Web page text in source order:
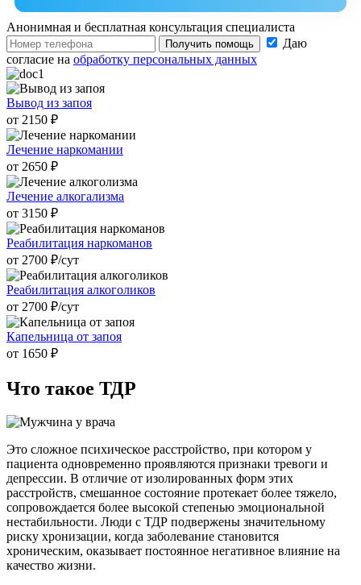
Анонимная и бесплатная консультация специалиста
Получить помощь
Даю
согласие на обработку персональных данных
Вывод из запоя
от 2150 ₽
Лечение наркомании
от 2650 ₽
Лечение алкогализма
от 3150 ₽
Реабилитация наркоманов
от 2700 ₽/cут
Реабилитация алкоголиков
от 2700 ₽/cут
Капельница от запоя
от 1650 ₽
Что такое ТДР
Это сложное психическое расстройство, при котором у
пациента одновременно проявляются признаки тревоги и
депрессии. В отличие от изолированных форм этих
расстройств, смешанное состояние протекает более тяжело,
сопровождается более высокой степенью эмоциональной
нестабильности. Люди с ТДР подвержены значительному
риску хронизации, когда заболевание становится
хроническим, оказывает постоянное негативное влияние на
качество жизни.